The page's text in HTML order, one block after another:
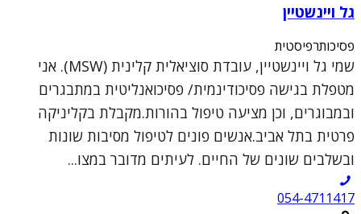
גל ויינשטיין
פסיכותרפיסטית
שמי גל ויינשטיין, עובדת סוציאלית קלינית (MSW). אני
מטפלת בגישה פסיכודינמית/ פסיכואנליטית במתבגרים
ובמבוגרים, וכן מציעה טיפול בהורות.מקבלת בקליניקה
פרטית בתל אביב.אנשים פונים לטיפול מסיבות שונות
ובשלבים שונים של החיים. לעיתים מדובר במצו...
054-4711417